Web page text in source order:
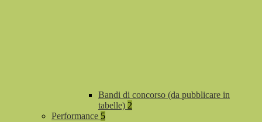
Bandi di concorso (da pubblicare in
tabelle) 2
Performance 5